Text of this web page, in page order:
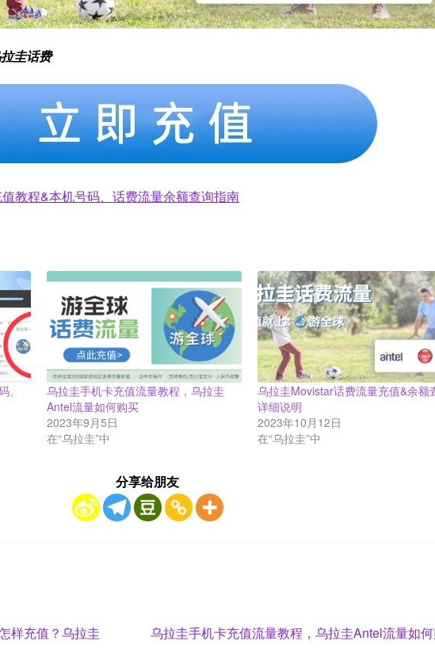
圭话费
教程&本机号码、话费流量余额查询指南
乌拉圭手机卡充值流量教程，乌拉圭
Antel流量如何购买
2023年9月5日
在“乌拉圭”中
乌拉圭Movistar话费流量充值&余额
详细说明
2023年10月12日
在“乌拉圭”中
分享给朋友
样充值？乌拉圭
Next
乌拉圭手机卡充值流量教程，乌拉圭Antel流量如